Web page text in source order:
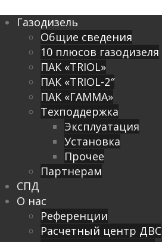
Газодизель
Общие сведения
10 плюсов газодизеля
ПАК «TRIOL»
ПАК «TRIOL-2″
ПАК «ГАММА»
Техподдержка
Эксплуатация
Установка
Прочее
Партнерам
СПД
О нас
Референции
Расчетный центр ДВС